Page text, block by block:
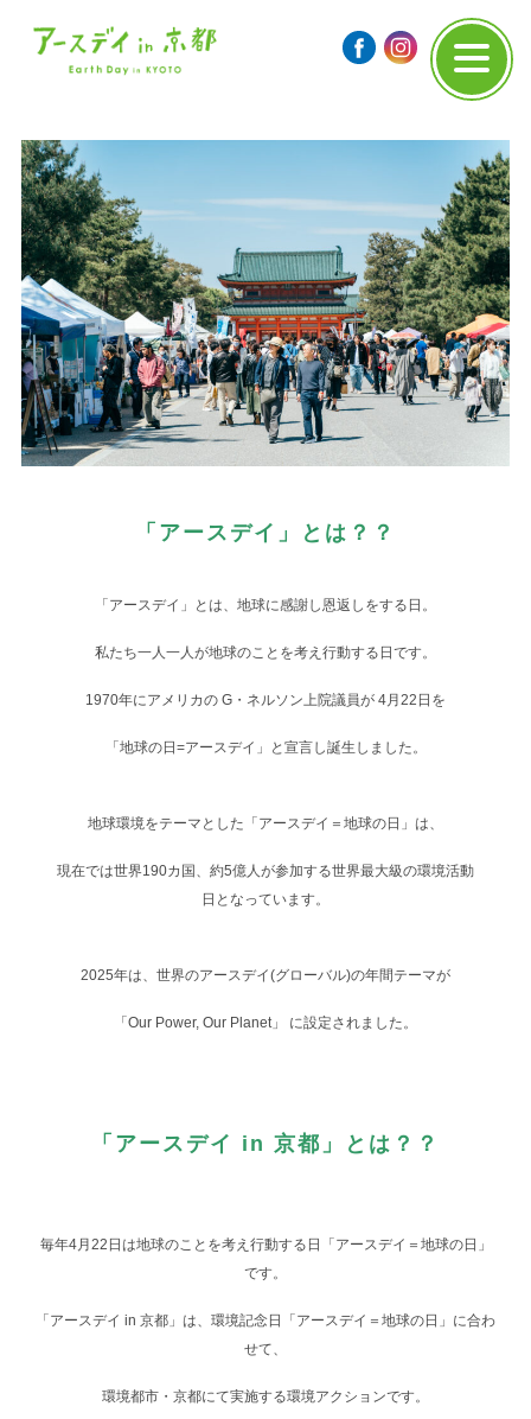
「アースデイ」とは？？
「アースデイ」とは、地球に感謝し恩返しをする日。
私たち一人一人が地球のことを考え行動する日です。
1970年にアメリカの G・ネルソン上院議員が 4月22日を
「地球の日=アースデイ」と宣言し誕生しました。
地球環境をテーマとした「アースデイ＝地球の日」は、
現在では世界190カ国、約5億人が参加する世界最大級の環境活動
日となっています。
2025年は、世界のアースデイ(グローバル)の年間テーマが
「Our Power, Our Planet」 に設定されました。
「アースデイ in 京都」とは？？
毎年4月22日は地球のことを考え行動する日「アースデイ＝地球の日」
です。
「アースデイ in 京都」は、環境記念日「アースデイ＝地球の日」に合わ
せて、
環境都市・京都にて実施する環境アクションです。